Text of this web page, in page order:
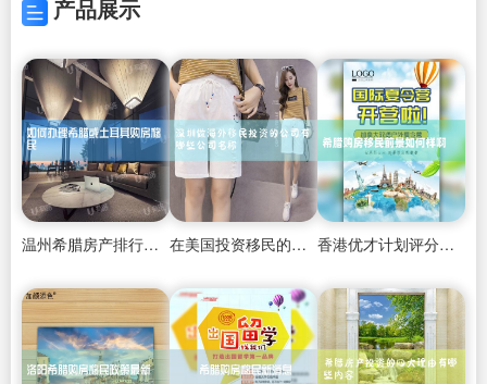
产品展示
温州希腊房产排行榜第几名啊 在美国投资移民的政策是什么 香港优才计划评分自测